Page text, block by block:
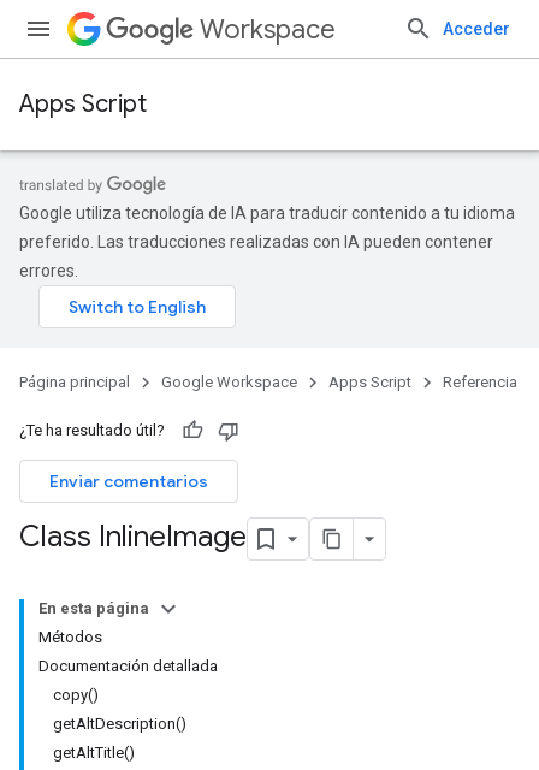
Workspace Acceder
Apps Script
Google utiliza tecnología de IA para traducir contenido a tu idioma
preferido. Las traducciones realizadas con IA pueden contener
errores.
Página principal Google Workspace Apps Script Referencia
¿Te ha resultado útil?
Enviar comentarios
Class InlineImage
En esta página
Métodos
Documentación detallada
copy()
getAltDescription()
getAltTitle()